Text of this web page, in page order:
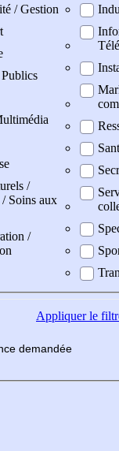
/ Gestion
/
Soins aux
/
Appliquerle
demandée